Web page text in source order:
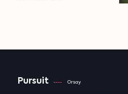
Pursuit Orsay